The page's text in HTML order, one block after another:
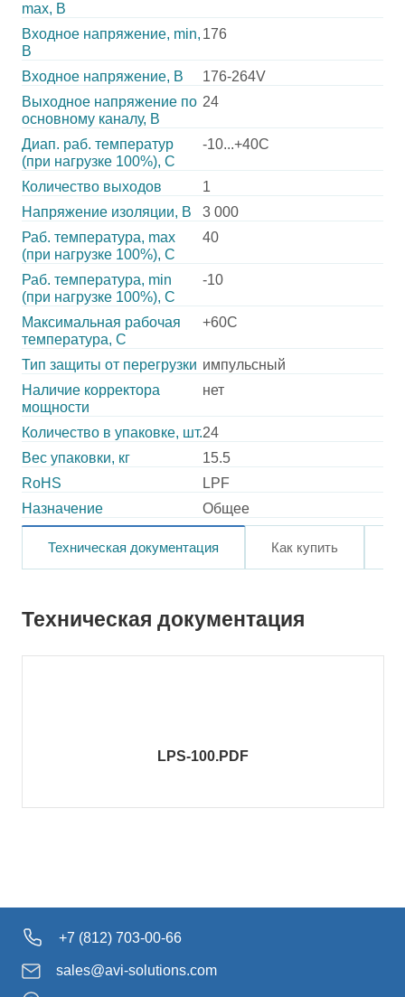
max, В
Входное напряжение, min,
В
176
Входное напряжение, В
176-264V
Выходное напряжение по
основному каналу, В
24
Диап. раб. температур
(при нагрузке 100%), C
-10...+40C
Количество выходов
1
Напряжение изоляции, В
3 000
Раб. температура, max
(при нагрузке 100%), C
40
Раб. температура, min
(при нагрузке 100%), C
-10
Максимальная рабочая
температура, C
+60C
Тип защиты от перегрузки импульсный
Наличие корректора
мощности
нет
Количество в упаковке, шт.24
Вес упаковки, кг
15.5
RoHS
LPF
Назначение
Общее
Техническая документация Как купить
Техническая документация
LPS-100.PDF
+7 (812) 703-00-66
sales@avi-solutions.com